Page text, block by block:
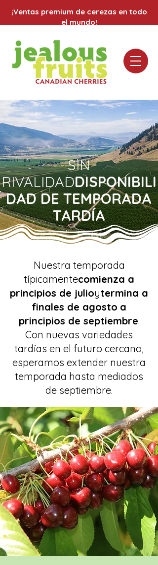
¡Ventas premium de cerezas en todo
el mundo!
SIN
RIVALIDADDISPONIBILI
DAD DE TEMPORADA
TARDÍA
Nuestra temporada
típicamentecomienza a
principios de julioytermina a
finales de agosto a
principios de septiembre.
Con nuevas variedades
tardías en el futuro cercano,
esperamos extender nuestra
temporada hasta mediados
de septiembre.